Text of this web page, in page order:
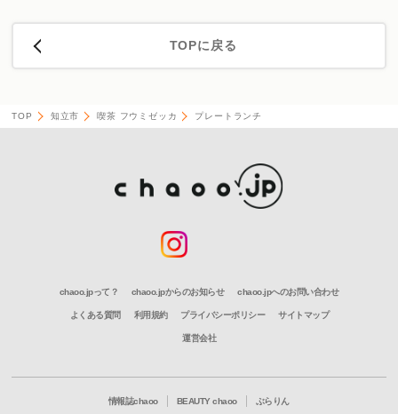
TOPに戻る
TOP 知立市 喫茶 フウミゼッカ プレートランチ
chaoo.jpって？ chaoo.jpからのお知らせ chaoo.jpへのお問い合わせ
よくある質問 利用規約 プライバシーポリシー サイトマップ
運営会社
情報誌chaoo BEAUTY chaoo ぶらりん